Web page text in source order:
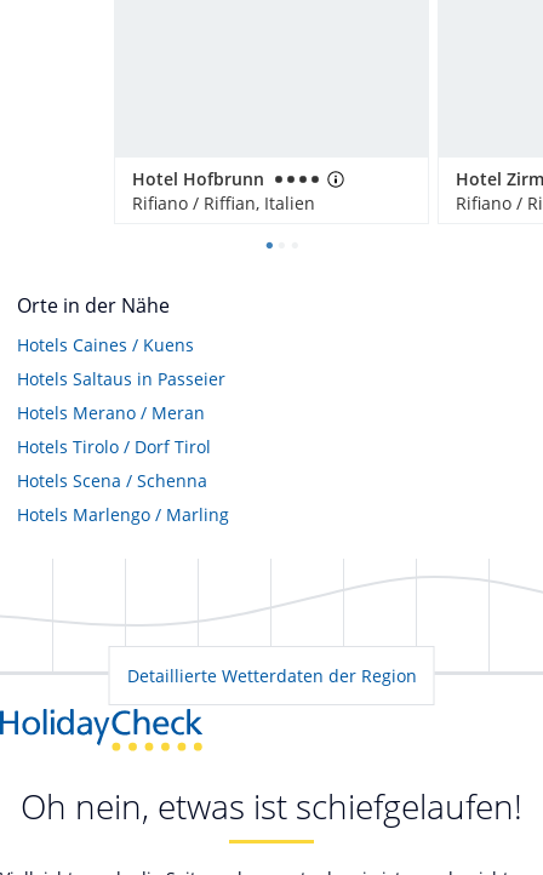
Hotel Hofbrunn
Rifiano / Riffian, Italien
Hotel
Rifiano /
Orte in der Nähe
Hotels Caines / Kuens
Hotels Saltaus in Passeier
Hotels Merano / Meran
Hotels Tirolo / Dorf Tirol
Hotels Scena / Schenna
Hotels Marlengo / Marling
Detaillierte Wetterdaten der Region
Oh nein, etwas ist schiefgelaufen!